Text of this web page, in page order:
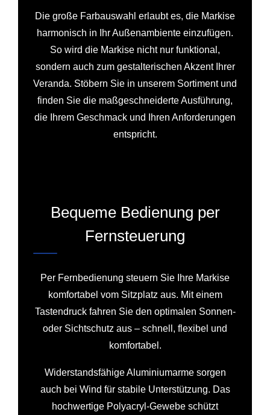
Die große Farbauswahl erlaubt es, die Markise
harmonisch in Ihr Außenambiente einzufügen.
So wird die Markise nicht nur funktional,
sondern auch zum gestalterischen Akzent Ihrer
Veranda. Stöbern Sie in unserem Sortiment und
finden Sie die maßgeschneiderte Ausführung,
die Ihrem Geschmack und Ihren Anforderungen
entspricht.
Bequeme Bedienung per
Fernsteuerung
Per Fernbedienung steuern Sie Ihre Markise
komfortabel vom Sitzplatz aus. Mit einem
Tastendruck fahren Sie den optimalen Sonnen-
oder Sichtschutz aus – schnell, flexibel und
komfortabel.
Widerstandsfähige Aluminiumarme sorgen
auch bei Wind für stabile Unterstützung. Das
hochwertige Polyacryl-Gewebe schützt